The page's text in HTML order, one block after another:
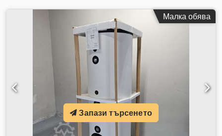
Малка обява
Запази търсенето